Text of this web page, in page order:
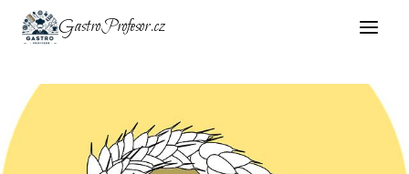
Přeskočit
GastroProfesor.cz